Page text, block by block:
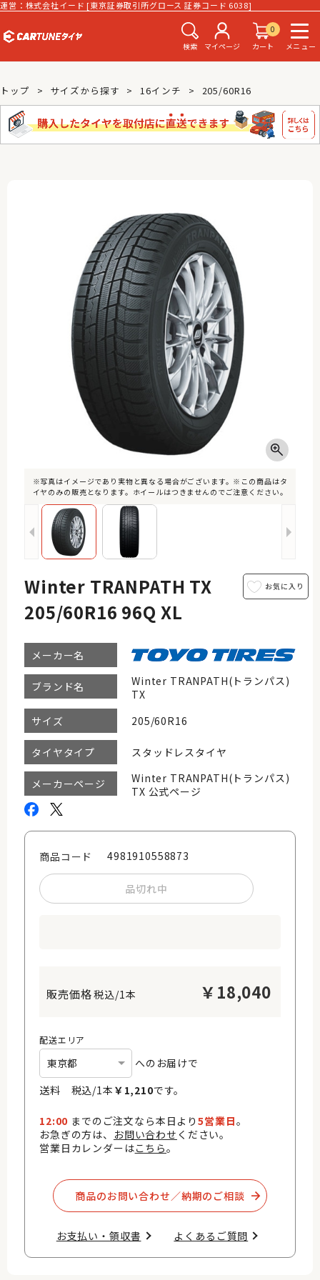
運営：株式会社イード [東京証券取引所グロース 証券コード 6038]
検索 マイページ
0
カート
メニュー
トップ サイズから探す 16インチ 205/60R16
※写真はイメージであり実物と異なる場合がございます。※この商品はタ
イヤのみの販売となります。ホイールはつきませんのでご注意ください。
Winter TRANPATH TX
205/60R16 96Q XL
メーカー名
ブランド名
Winter TRANPATH(トランパス)
TX
サイズ
205/60R16
タイヤタイプ スタッドレスタイヤ
メーカーページ
Winter TRANPATH(トランパス)
TX 公式ページ
商品コード 4981910558873
品切れ中
税込/1本 ￥ 18,040
配送エリア
へのお届けで
送料 税込/1本 ￥ 1,210です。
12:00 までのご注文なら本日より5営業日。
お急ぎの方は、 お問い合わせ ください。
営業日カレンダーはこちら。
商品のお問い合わせ／納期のご相談​
お支払い・領収書​ よくあるご質問​